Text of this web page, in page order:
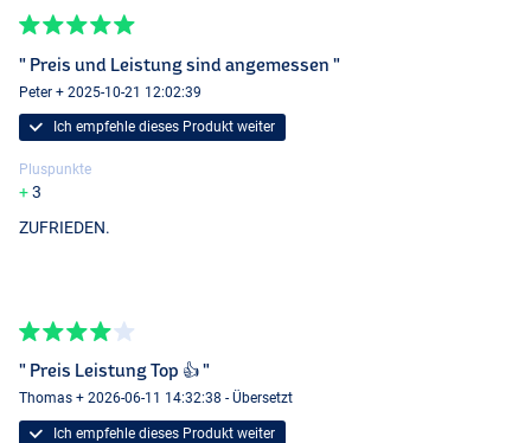
" Preis und Leistung sind angemessen "
Peter + 2025-10-21 12:02:39
Ich empfehle dieses Produkt weiter
Pluspunkte
3
ZUFRIEDEN.
" Preis Leistung Top 👍 "
Thomas + 2026-06-11 14:32:38 - Übersetzt
Ich empfehle dieses Produkt weiter